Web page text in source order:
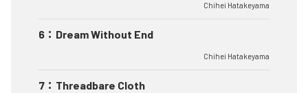
Chihei Hatakeyama
6 ： Dream Without End
Chihei Hatakeyama
7 ： Threadbare Cloth